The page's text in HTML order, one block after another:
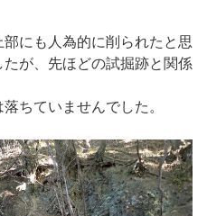
にも人為的に削られたと思
が、先ほどの試掘跡と関係
ちていませんでした。